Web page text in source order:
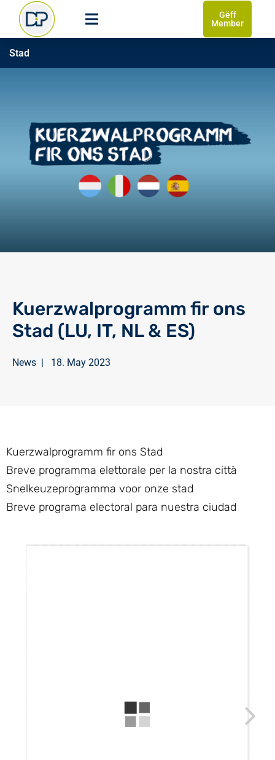
Gëff
Member
Stad
Kuerzwalprogramm fir ons
Stad (LU, IT, NL & ES)
News | 18. May 2023
Kuerzwalprogramm fir ons Stad
Breve programma elettorale per la nostra città
Snelkeuzeprogramma voor onze stad
Breve programa electoral para nuestra ciudad